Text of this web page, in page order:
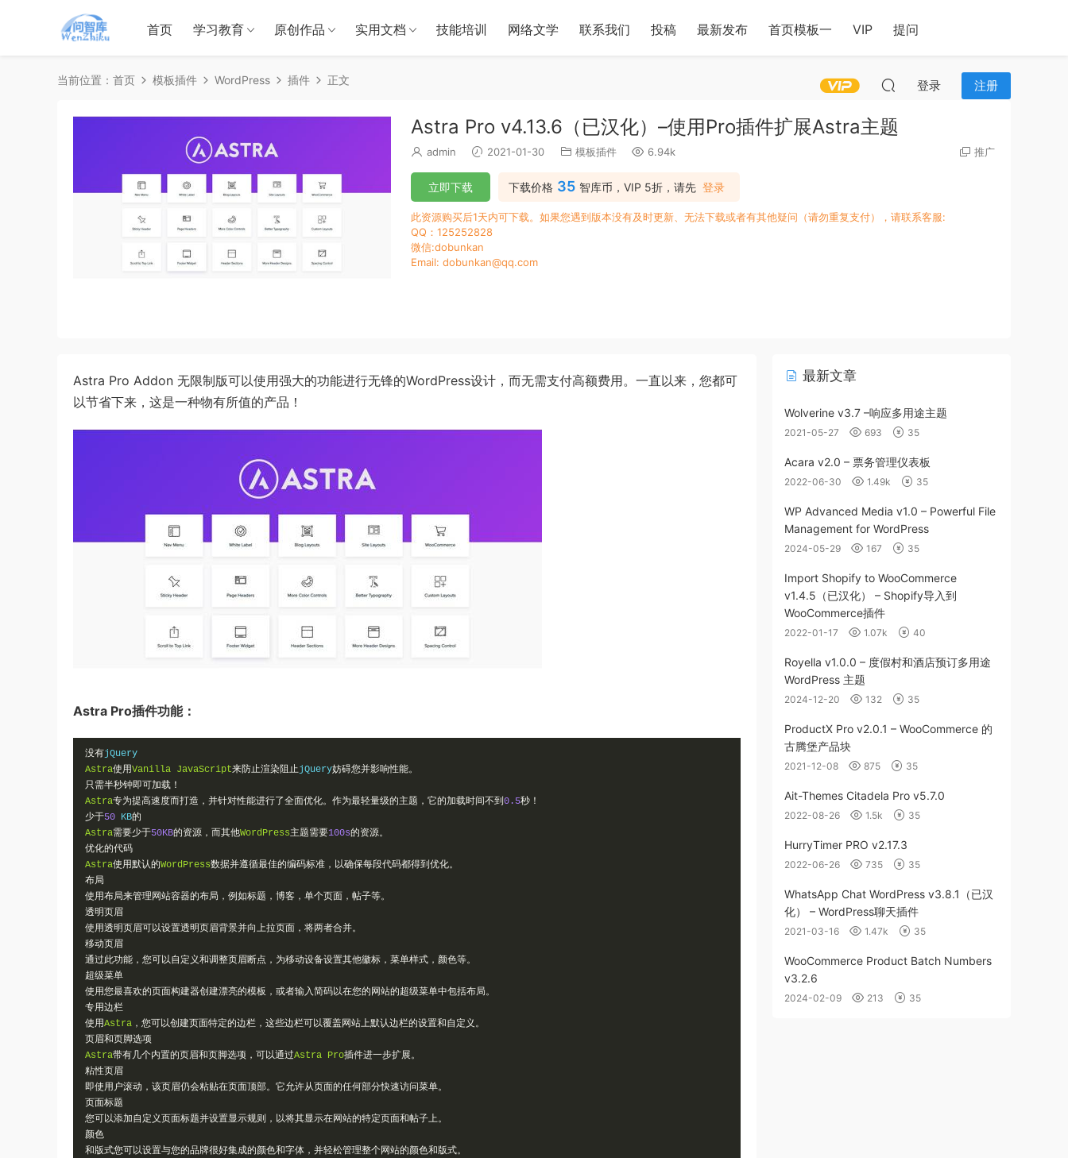
首页 学习教育 原创作品 实用文档 技能培训 网络文学 联系我们 投稿 最新发布 首页模板一 VIP 提问
登录 注册
当前位置： 首页 模板插件 WordPress 插件 正文
Astra Pro v4.13.6（已汉化）–使用Pro插件扩展Astra主题
admin 2021-01-30 模板插件 6.94k 推广
下载价格 35 智库币，VIP 5折，请先 登录
立即下载
此资源购买后1天内可下载。如果您遇到版本没有及时更新、无法下载或者有其他疑问（请勿重复支付），请联系客服:
QQ：125252828
微信:dobunkan
Email: dobunkan@qq.com
Astra Pro Addon 无限制版可以使用强大的功能进行无锋的WordPress设计，而无需支付高额费用。一直以来，您都可
以节省下来，这是一种物有所值的产品！
Astra Pro插件功能：
没有
Astra使用Vanilla JavaScript来防止渲染阻止jQuery妨碍您并影响性能。
只需半秒钟即可加载！
Astra专为提高速度而打造，并针对性能进行了全面优化。作为最轻量级的主题，它的加载时间不到0.5秒！
少于50 KB的
Astra需要少于50KB的资源，而其他WordPress主题需要100s的资源。
优化的代码
Astra使用默认的WordPress数据并遵循最佳的编码标准，以确保每段代码都得到优化。
布局
使用布局来管理网站容器的布局，例如标题，博客，单个页面，帖子等。
透明页眉
使用透明页眉可以设置透明页眉背景并向上拉页面，将两者合并。
移动页眉
通过此功能，您可以自定义和调整页眉断点，为移动设备设置其他徽标，菜单样式，颜色等。
超级菜单
使用您最喜欢的页面构建器创建漂亮的模板，或者输入简码以在您的网站的超级菜单中包括布局。
专用边栏
使用Astra ，您可以创建页面特定的边栏，这些边栏可以覆盖网站上默认边栏的设置和自定义。
页眉和页脚选项
Astra带有几个内置的页眉和页脚选项，可以通过Astra Pro插件进一步扩展。
粘性页眉
即使用户滚动，该页眉仍会粘贴在页面顶部。它允许从页面的任何部分快速访问菜单。
页面标题
您可以添加自定义页面标题并设置显示规则，以将其显示在网站的特定页面和帖子上。
颜色
和版式您可以设置与您的品牌很好集成的颜色和字体，并轻松管理整个网站的颜色和版式。
最新文章
Wolverine v3.7 –响应多用途主题
2021-05-27 693 35
Acara v2.0 – 票务管理仪表板
2022-06-30 1.49k 35
WP Advanced Media v1.0 – Powerful File
Management for WordPress
2024-05-29 167 35
Import Shopify to WooCommerce
v1.4.5（已汉化） – Shopify导入到
WooCommerce插件
2022-01-17 1.07k 40
Royella v1.0.0 – 度假村和酒店预订多用途
WordPress 主题
2024-12-20 132 35
ProductX Pro v2.0.1 – WooCommerce 的
古腾堡产品块
2021-12-08 875 35
Ait-Themes Citadela Pro v5.7.0
2022-08-26 1.5k 35
HurryTimer PRO v2.17.3
2022-06-26 735 35
WhatsApp Chat WordPress v3.8.1（已汉
化） – WordPress聊天插件
2021-03-16 1.47k 35
WooCommerce Product Batch Numbers
v3.2.6
2024-02-09 213 35